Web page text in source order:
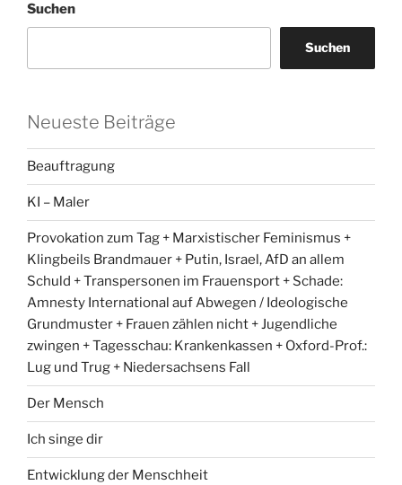
Suchen
Suchen
Neueste Beiträge
Beauftragung
KI – Maler
Provokation zum Tag + Marxistischer Feminismus +
Klingbeils Brandmauer + Putin, Israel, AfD an allem
Schuld + Transpersonen im Frauensport + Schade:
Amnesty International auf Abwegen / Ideologische
Grundmuster + Frauen zählen nicht + Jugendliche
zwingen + Tagesschau: Krankenkassen + Oxford-Prof.:
Lug und Trug + Niedersachsens Fall
Der Mensch
Ich singe dir
Entwicklung der Menschheit